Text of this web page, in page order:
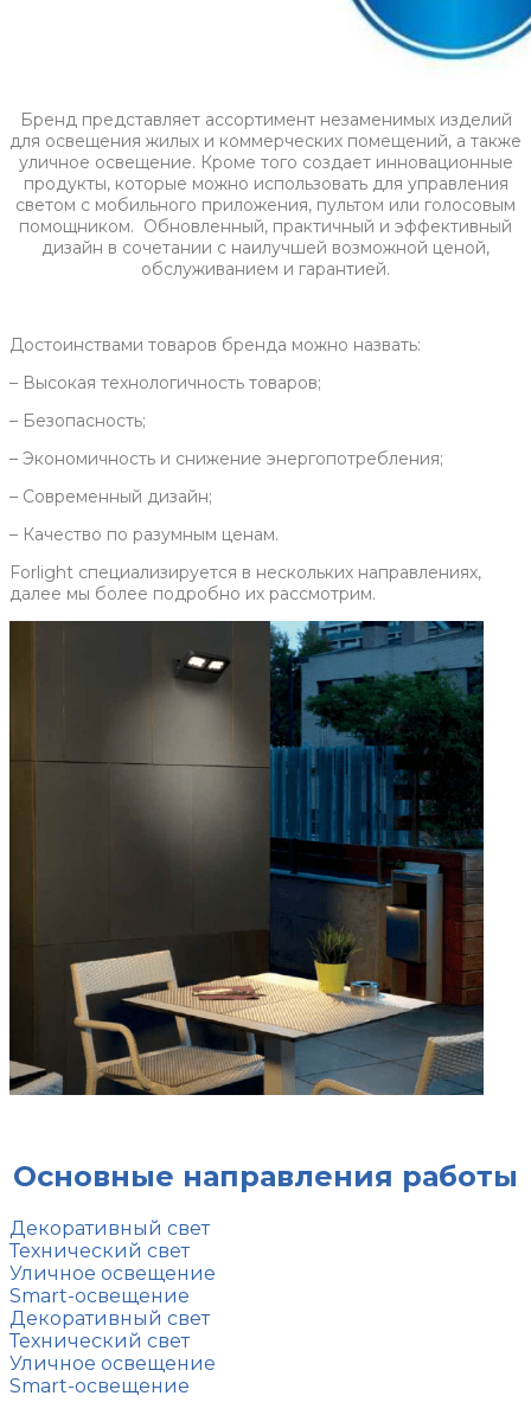
Бренд представляет ассортимент незаменимых изделий
для освещения жилых и коммерческих помещений, а также
уличное освещение. Кроме того создает инновационные
продукты, которые можно использовать для управления
светом с мобильного приложения, пультом или голосовым
помощником. Обновленный, практичный и эффективный
дизайн в сочетании с наилучшей возможной ценой,
обслуживанием и гарантией.
Достоинствами товаров бренда можно назвать:
– Высокая технологичность товаров;
– Безопасность;
– Экономичность и снижение энергопотребления;
– Современный дизайн;
– Качество по разумным ценам.
Forlight специализируется в нескольких направлениях,
далее мы более подробно их рассмотрим.
Основные направления работы
Декоративный свет
Технический свет
Уличное освещение
Smart-освещение
Декоративный свет
Технический свет
Уличное освещение
Smart-освещение